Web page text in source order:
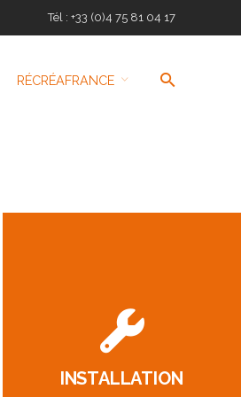
Tél : +33 (0)4 75 81 04 17
RÉCRÉAFRANCE
INSTALLATION